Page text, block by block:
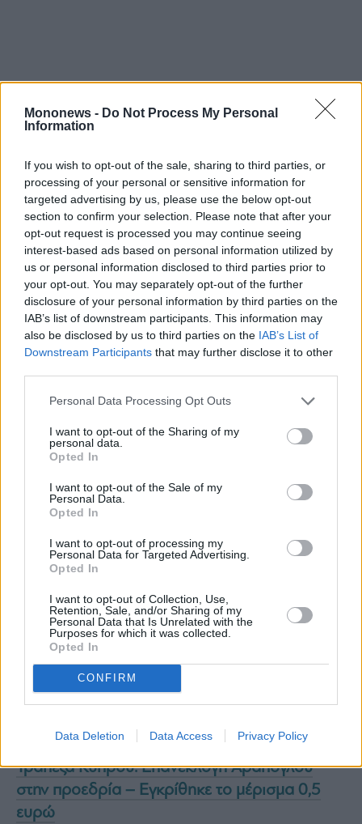
Mononews - Do Not Process My Personal
Information
If you wish to opt-out of the sale, sharing to third parties, or
processing of your personal or sensitive information for
targeted advertising by us, please use the below opt-out
section to confirm your selection. Please note that after your
opt-out request is processed you may continue seeing
interest-based ads based on personal information utilized by
us or personal information disclosed to third parties prior to
your opt-out. You may separately opt-out of the further
disclosure of your personal information by third parties on the
IAB’s list of downstream participants. This information may
also be disclosed by us to third parties on the IAB’s List of
Downstream Participants that may further disclose it to other
Personal Data Processing Opt Outs
I want to opt-out of the Sharing of my
personal data.
Opted In
I want to opt-out of the Sale of my
Personal Data.
Opted In
I want to opt-out of processing my
Personal Data for Targeted Advertising.
Opted In
I want to opt-out of Collection, Use,
Retention, Sale, and/or Sharing of my
Personal Data that Is Unrelated with the
Purposes for which it was collected.
Opted In
CONFIRM
Data Deletion Data Access Privacy Policy
Η σπουδή του αναπληρωτή υπουργού να μην
χαθούν κονδύλια έχει δημιουργήσει τεράστια
αναταραχή στους τραπεζίτες, οι οποίοι
βρίσκονται σε ανοιχτή γραμμή με το
υπουργείο αναζητώντας κάποια λύση.
Η εικόνα που διαμορφώνεται παραπέμπει σε
έναν ιδιότυπο «συνωστισμό» επενδυτικών
φακέλων, εγκρίσεων και αιτημάτων
χρηματοδότησης, καθώς επιχειρήσεις κάθε
στενά χρονοδιαγράμματα ώστε να μη χάσουν
τα προνομιακά επιτόκια και τις επιδοτήσεις
του RRF.
Υπενθυμίζεται πως η αρχιτεκτονική
Ανάκαμψης είναι 20% συμμετοχή της
επιχείρησης, 50% κεφάλαια από το RRF και
30% κεφάλαια από τις τράπεζες, με ιδιαίτερα
χαμηλά επιτόκια, καθώς το 50% που
Διαβάστε επίσης:
Τράπεζα Κύπρου: Επανεκλογή Αράπογλου
στην προεδρία – Εγκρίθηκε το μέρισμα 0,5
ευρώ